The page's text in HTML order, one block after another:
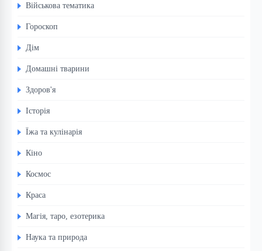
Військова тематика
Гороскоп
Дім
Домашні тварини
Здоров'я
Історія
Їжа та кулінарія
Кіно
Космос
Краса
Магія, таро, езотерика
Наука та природа